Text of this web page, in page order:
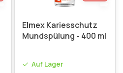
Elmex Kariesschutz
Mundspülung - 400 ml
Auf Lager